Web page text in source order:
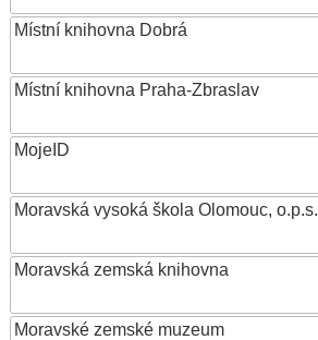
Místní knihovna Dobrá
Místní knihovna Praha-Zbraslav
MojeID
Moravská vysoká škola Olomouc, o.p.s.
Moravská zemská knihovna
Moravské zemské muzeum